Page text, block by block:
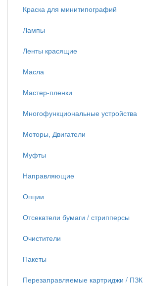
Краска для минитипографий
Лампы
Ленты красящие
Масла
Мастер-пленки
Многофункциональные устройства
Моторы, Двигатели
Муфты
Направляющие
Опции
Отсекатели бумаги / стрипперсы
Очистители
Пакеты
Перезаправляемые картриджи / ПЗК